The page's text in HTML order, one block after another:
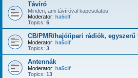
Távíró
Minden, ami távíróval kapcsolatos.
Moderator: ha5clf
Topics: 6
CB/PMR/hajó/ipari rádiók, egyszerű
Moderator: ha5clf
Topics: 3
Antennák
Moderator: ha5clf
Topics: 13